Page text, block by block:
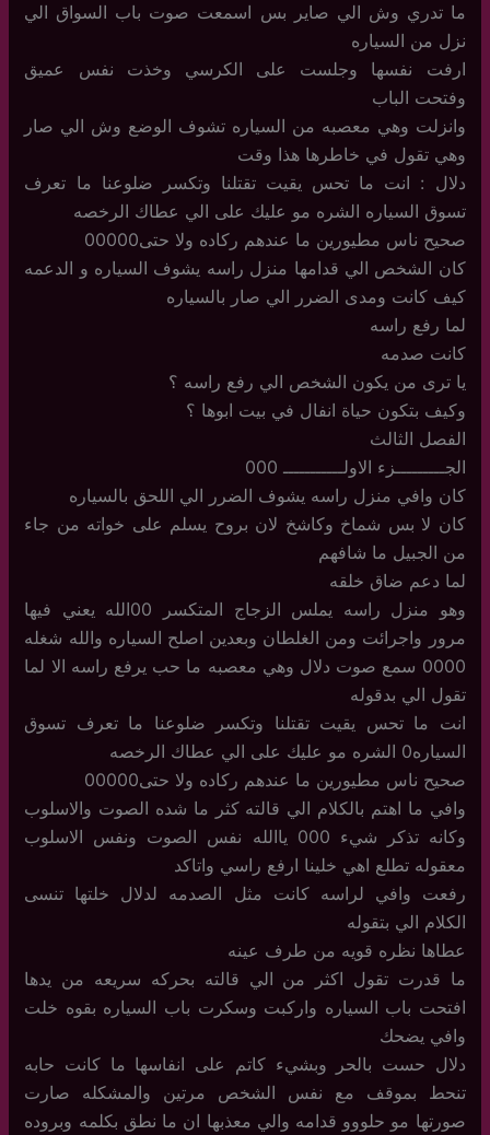
ما تدري وش الي صاير بس اسمعت صوت باب السواق الي
نزل من السياره
ارفت نفسها وجلست على الكرسي وخذت نفس عميق
وفتحت الباب
وانزلت وهي معصبه من السياره تشوف الوضع وش الي صار
وهي تقول في خاطرها هذا وقت
دلال : انت ما تحس يقيت تقتلنا وتكسر ضلوعنا ما تعرف
تسوق السياره الشره مو عليك على الي عطاك الرخصه
صحيح ناس مطيورين ما عندهم ركاده ولا حتى00000
كان الشخص الي قدامها منزل راسه يشوف السياره و الدعمه
كيف كانت ومدى الضرر الي صار بالسياره
لما رفع راسه
كانت صدمه
يا ترى من يكون الشخص الي رفع راسه ؟
وكيف بتكون حياة انفال في بيت ابوها ؟
الفصل الثالث
الجـــــــــزء الاولـــــــــــ 000
كان وافي منزل راسه يشوف الضرر الي اللحق بالسياره
كان لا بس شماخ وكاشخ لان بروح يسلم على خواته من جاء
من الجبيل ما شافهم
لما دعم ضاق خلقه
وهو منزل راسه يملس الزجاج المتكسر 00الله يعني فيها
مرور واجرائت ومن الغلطان وبعدين اصلح السياره والله شغله
0000 سمع صوت دلال وهي معصبه ما حب يرفع راسه الا لما
تقول الي بدقوله
انت ما تحس يقيت تقتلنا وتكسر ضلوعنا ما تعرف تسوق
السياره0 الشره مو عليك على الي عطاك الرخصه
صحيح ناس مطيورين ما عندهم ركاده ولا حتى00000
وافي ما اهتم بالكلام الي قالته كثر ما شده الصوت والاسلوب
وكانه تذكر شيء 000 ياالله نفس الصوت ونفس الاسلوب
معقوله تطلع اهي خلينا ارفع راسي واتاكد
رفعت وافي لراسه كانت مثل الصدمه لدلال خلتها تنسى
الكلام الي بتقوله
عطاها نظره قويه من طرف عينه
ما قدرت تقول اكثر من الي قالته بحركه سريعه من يدها
افتحت باب السياره واركبت وسكرت باب السياره بقوه خلت
وافي يضحك
دلال حست بالحر وبشيء كاتم على انفاسها ما كانت حابه
تنحط بموقف مع نفس الشخص مرتين والمشكله صارت
صورتها مو حلووو قدامه والي معذبها ان ما نطق بكلمه وبروده